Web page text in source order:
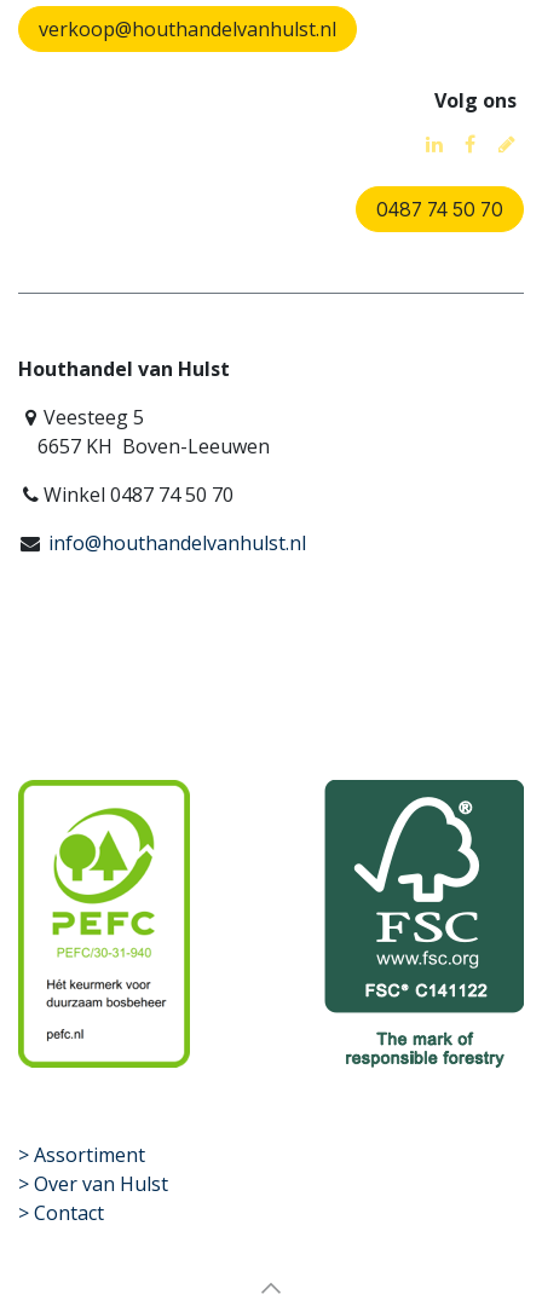
verkoop@houthandelvanhulst.nl
Volg ons
0487 74 50 70
Houthandel van Hulst
Veesteeg 5
6657 KH Boven-Leeuwen
Winkel 0487 74 50 70
info@houthandelvanhulst.nl
​>Assortiment
> Over van Hulst
> Contact